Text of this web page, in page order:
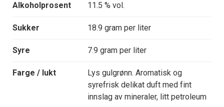
Alkoholprosent 11.5 % vol.
Sukker 18.9 gram per liter
Syre 7.9 gram per liter
Farge / lukt
Lys gulgrønn. Aromatisk og
syrefrisk delikat duft med fint
innslag av mineraler, litt petroleum